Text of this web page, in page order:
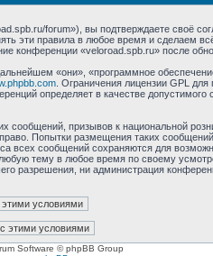
forum»), вы подтверждаете своё
эти правила в любое время и сделаем
конференции «veloroad.spb.ru» после
«они», «программное
. Ограничения лицензии GPL для
определяет в качестве
призывов к национальной
Попытки размещения таких
сообщений сохраняются для
тему в любое время по своему
разрешения, ни администрация
Software © phpBB Group